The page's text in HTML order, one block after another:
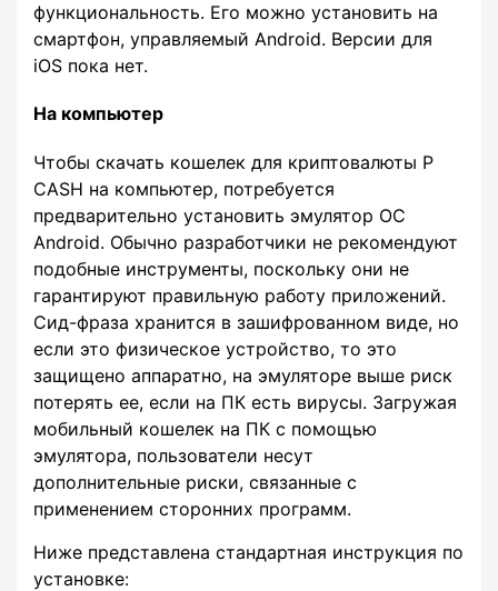
функциональность. Его можно установить на
смартфон, управляемый Android. Версии для
iOS пока нет.
На компьютер
Чтобы скачать кошелек для криптовалюты P
CASH на компьютер, потребуется
предварительно установить эмулятор ОС
Android. Обычно разработчики не рекомендуют
подобные инструменты, поскольку они не
гарантируют правильную работу приложений.
Сид-фраза хранится в зашифрованном виде, но
если это физическое устройство, то это
защищено аппаратно, на эмуляторе выше риск
потерять ее, если на ПК есть вирусы. Загружая
мобильный кошелек на ПК с помощью
эмулятора, пользователи несут
дополнительные риски, связанные с
применением сторонних программ.
Ниже представлена стандартная инструкция по
установке: